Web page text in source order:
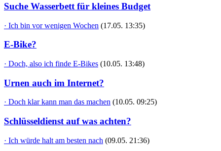
Suche Wasserbett für kleines Budget
· Ich bin vor wenigen Wochen (17.05. 13:35)
E-Bike?
· Doch, also ich finde E-Bikes (10.05. 13:48)
Urnen auch im Internet?
· Doch klar kann man das machen (10.05. 09:25)
Schlüsseldienst auf was achten?
· Ich würde halt am besten nach (09.05. 21:36)